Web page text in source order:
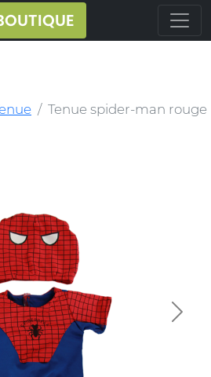
Tenue spider-man rouge
Next